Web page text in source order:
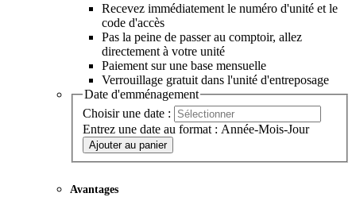
Recevez immédiatement le numéro d'unité et le
code d'accès
Pas la peine de passer au comptoir, allez
directement à votre unité
Paiement sur une base mensuelle
Verrouillage gratuit dans l'unité d'entreposage
Date d'emménagement
Choisir une date :
Entrez une date au format : Année-Mois-Jour
Ajouter au panier
Avantages